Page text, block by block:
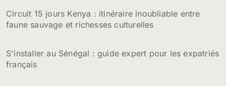
Circuit 15 jours Kenya : itinéraire inoubliable entre
faune sauvage et richesses culturelles
S'installer au Sénégal : guide expert pour les expatriés
français